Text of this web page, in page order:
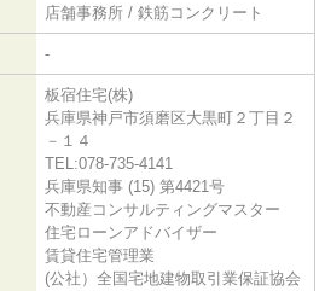
店舗事務所 / 鉄筋コンクリート
-
板宿住宅(株)
兵庫県神戸市須磨区大黒町２丁目２
－１４
TEL:078-735-4141
兵庫県知事 (15) 第4421号
不動産コンサルティングマスター
住宅ローンアドバイザー
賃貸住宅管理業
(公社）全国宅地建物取引業保証協会